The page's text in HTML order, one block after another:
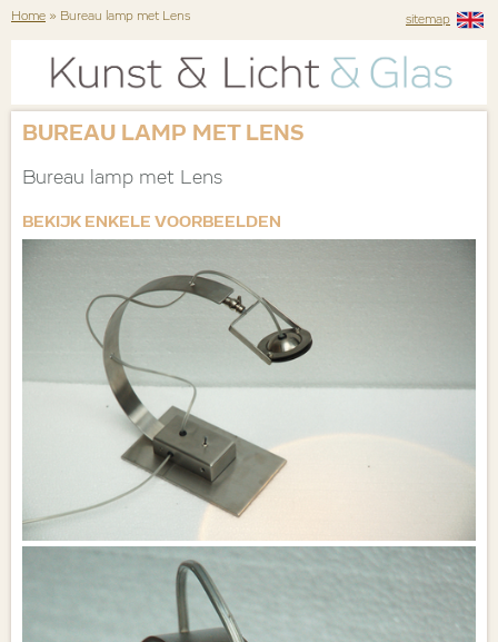
Home » Bureau lamp met Lens sitemap
BUREAU LAMP MET LENS
Bureau lamp met Lens
BEKIJK ENKELE VOORBEELDEN